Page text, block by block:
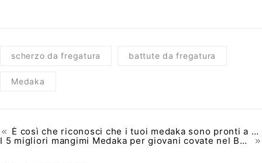
scherzo da fregatura battute da fregatura
Medaka
È così che riconosci che i tuoi medaka sono pronti a deporre le uova
I 5 migliori mangimi Medaka per giovani covate nel Benelux